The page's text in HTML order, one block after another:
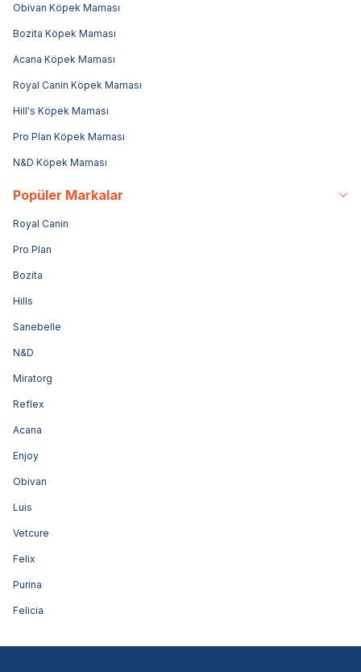
Obivan Köpek Maması
Bozita Köpek Maması
Acana Köpek Maması
Royal Canin Köpek Maması
Hill's Köpek Maması
Pro Plan Köpek Maması
N&D Köpek Maması
Popüler Markalar
Royal Canin
Pro Plan
Bozita
Hills
Sanebelle
N&D
Miratorg
Reflex
Acana
Enjoy
Obivan
Luis
Vetcure
Felix
Purina
Felicia